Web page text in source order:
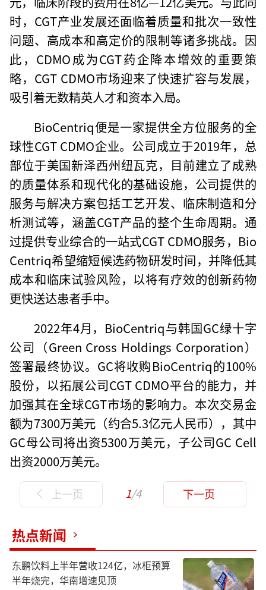
时，CGT产业发展还面临着质量和批次一致性
问题、高成本和高定价的限制等诸多挑战。因
此，CDMO成为CGT药企降本增效的重要策
略，CGT CDMO市场迎来了快速扩容与发展，
吸引着无数精英人才和资本入局。
BioCentriq便是一家提供全方位服务的全
球性CGT CDMO企业。公司成立于2019年，总
部位于美国新泽西州纽瓦克，目前建立了成熟
的质量体系和现代化的基础设施，公司提供的
服务与解决方案包括工艺开发、临床制造和分
析测试等，涵盖CGT产品的整个生命周期。通
过提供专业综合的一站式CGT CDMO服务，Bio
Centriq希望缩短候选药物研发时间，并降低其
成本和临床试验风险，以将有疗效的创新药物
更快送达患者手中。
2022年4月，BioCentriq与韩国GC绿十字
公司（Green Cross Holdings Corporation）
签署最终协议。GC将收购BioCentriq的100%
股份，以拓展公司CGT CDMO平台的能力，并
加强其在全球CGT市场的影响力。本次交易金
额为7300万美元（约合5.3亿元人民币），其中
GC母公司将出资5300万美元，子公司GC Cell
出资2000万美元。
上一页 1/4 下一页
热点新闻
东鹏饮料上半年营收124亿，冰柜预算
半年烧完，华南增速见顶